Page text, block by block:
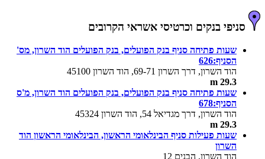
סניפי בנקים וכרטיסי אשראי הקרובים
שעות פתיחה סניף בנק הפועלים, בנק הפועלים הוד השרון, מס'
הסניף:626
הוד השרון, דרך השרון 69-71, הוד השרון 45100
29.3 m
שעות פתיחה סניף בנק הפועלים, בנק הפועלים הוד השרון, מ'ס
הסניף:678
הוד השרון, דרך מגדיאל 54, הוד השרון 45324
29.3 m
שעות פעילות סניף הבינלאומי הראשון, הבינלאומי הראשון הוד
השרון
הוד השרון, הבנים 12